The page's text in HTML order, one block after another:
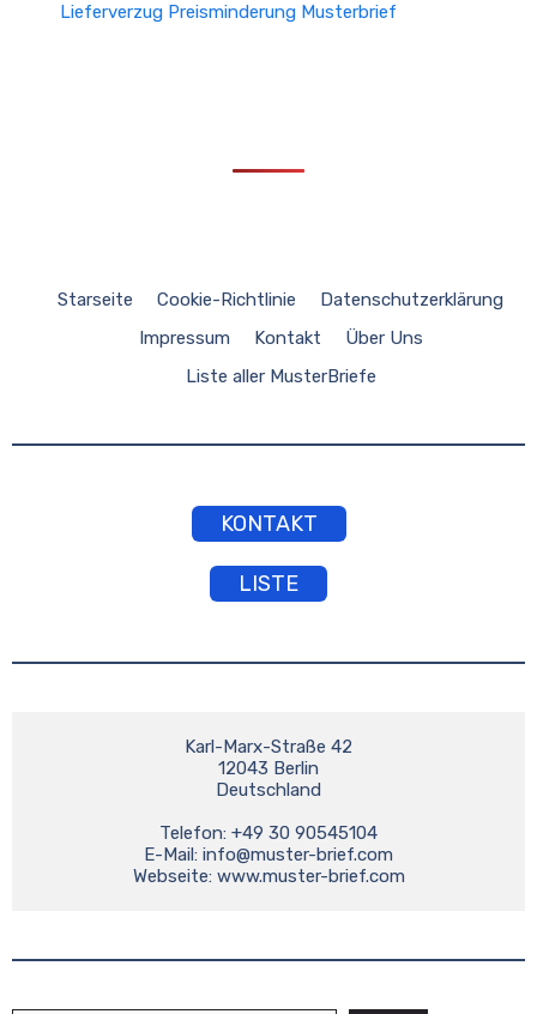
Lieferverzug Preisminderung Musterbrief
Starseite Cookie-Richtlinie
Datenschutzerklärung
Impressum
Kontakt
Über Uns
Liste aller MusterBriefe
KONTAKT
LISTE
Karl-Marx-Straße 42
12043 Berlin
Deutschland
Telefon: +49 30 90545104
E-Mail: info@muster-brief.com